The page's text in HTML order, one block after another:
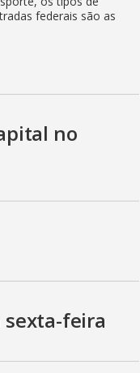
federais são as
no
sexta-feira